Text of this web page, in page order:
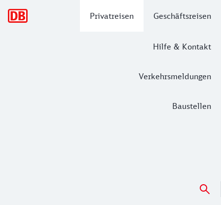
Privatreisen Geschäftsreisen
Hilfe & Kontakt
Verkehrsmeldungen
Baustellen